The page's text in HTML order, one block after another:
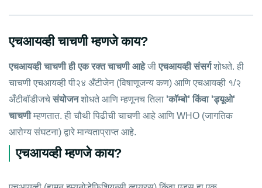
एचआयव्ही चाचणी म्हणजे काय?
एचआयव्ही चाचणी ही एक रक्त चाचणी आहेजीएचआयव्ही संसर्गशोधते. ही
चाचणी एचआयव्ही पी२४ अँटीजेन (विषाणूजन्य कण) आणि एचआयव्ही १/२
अँटीबॉडीजचेसंयोजनशोधते आणि म्हणूनच तिला 'कॉम्बो' किंवा 'ड्यूओ'
चाचणीम्हणतात. ही चौथी पिढीची चाचणी आहे आणि WHO (जागतिक
आरोग्य संघटना) द्वारे मान्यताप्राप्त आहे.
एचआयव्ही म्हणजे काय?